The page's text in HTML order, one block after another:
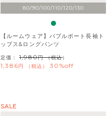
80/90/100/110/120/130
【ルームウェア】バブルボート長袖ト
ップス&ロングパンツ
定価： 1,980 （税込）
1,386 税込 30%off
SALE